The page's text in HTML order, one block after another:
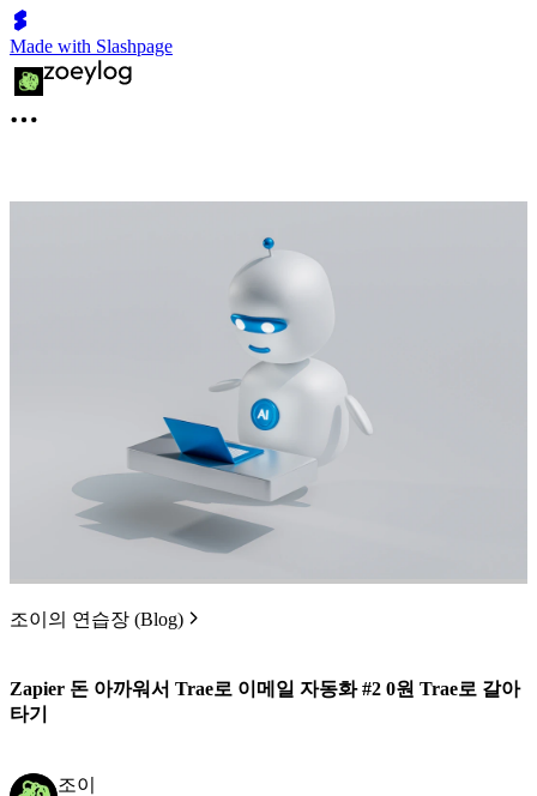
Made with Slashpage
조이의 연습장 (Blog)
Zapier 돈 아까워서 Trae로 이메일 자동화 #2 0원 Trae로 갈아
타기
조이